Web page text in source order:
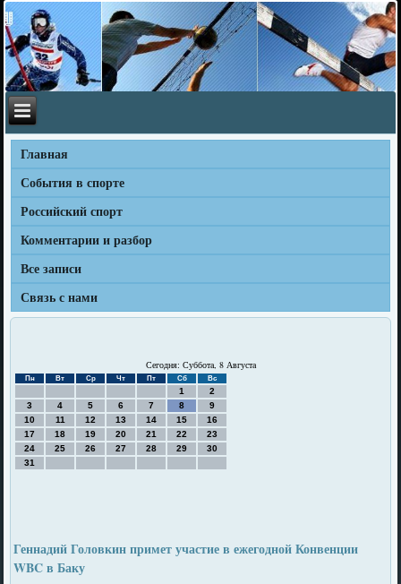
Главная
События в спорте
Российский спорт
Комментарии и разбор
Все записи
Связь с нами
Сегодня: Суббота, 8 Августа
Пн Вт Ср Чт Пт Сб Вс
1
2
3
4 5 6 7 8
9
10
11 12 13 14 15
16
17
18 19 20 21 22
23
24
25 26 27 28 29
30
31
Геннадий Головкин примет участие в ежегодной Конвенции
WBC в Баку